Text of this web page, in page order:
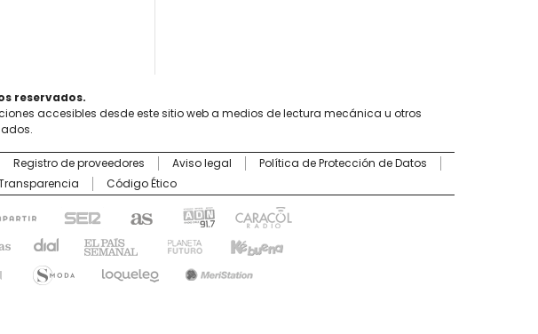
reservados.
accesibles desde este sitio web a medios de lectura mecánica u otros
Registro de proveedores Aviso legal
Política de Protección de Datos
Código Ético